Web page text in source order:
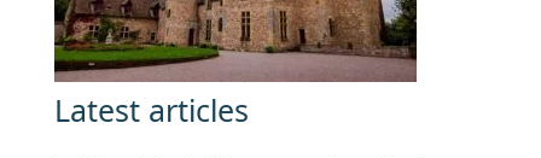
Latest articles